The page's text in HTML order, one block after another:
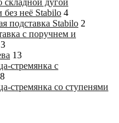
без неё Stabilo 4
подставка Stabilo 2
с поручнем и
3
13
стремянка с
8
стремянка со ступенями